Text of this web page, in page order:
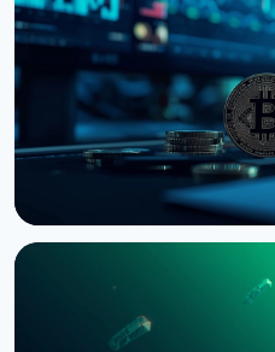
Bernstein
крипторынка из-за